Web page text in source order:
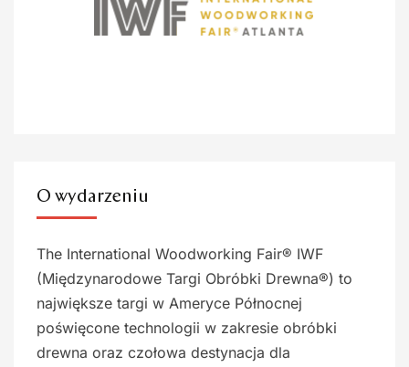
O wydarzeniu
The International Woodworking Fair® IWF
(Międzynarodowe Targi Obróbki Drewna®) to
największe targi w Ameryce Północnej
poświęcone technologii w zakresie obróbki
drewna oraz czołowa destynacja dla